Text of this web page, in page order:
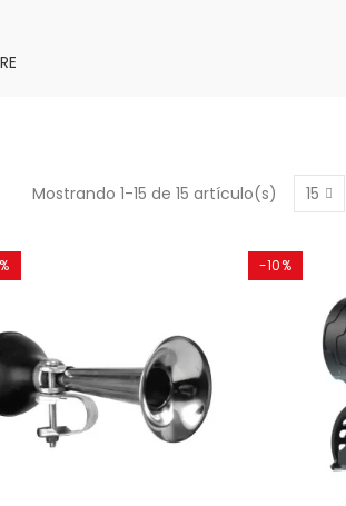
Mostrando 1-15 de 15 artículo(s) 15
-10%